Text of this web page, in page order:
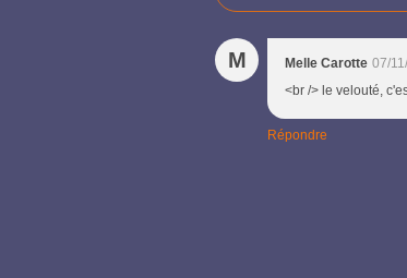
M Melle Carotte 07/
<br /> le velouté,
Répondre